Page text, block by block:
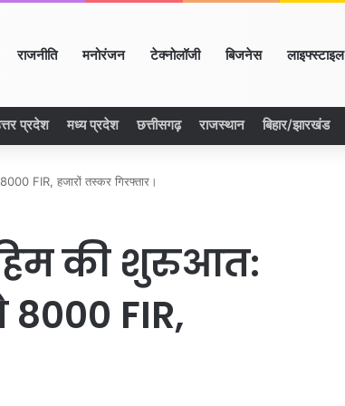
राजनीति मनोरंजन टेक्नोलॉजी बिजनेस लाइफ्स्टाइल
प्रदेश मध्य प्रदेश छत्तीसगढ़ राजस्थान बिहार/झारखंड
FIR, हजारों तस्कर गिरफ्तार।
की शुरुआत:
8000 FIR,